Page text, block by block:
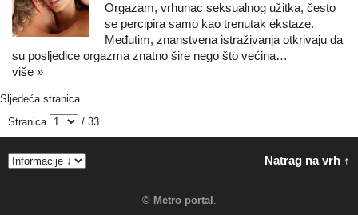
Orgazam, vrhunac seksualnog užitka, često
se percipira samo kao trenutak ekstaze.
Međutim, znanstvena istraživanja otkrivaju da
su posljedice orgazma znatno šire nego što većina…
više »
Sljedeća stranica
Stranica
/ 33
Natrag na vrh ↑
© Metro portal .